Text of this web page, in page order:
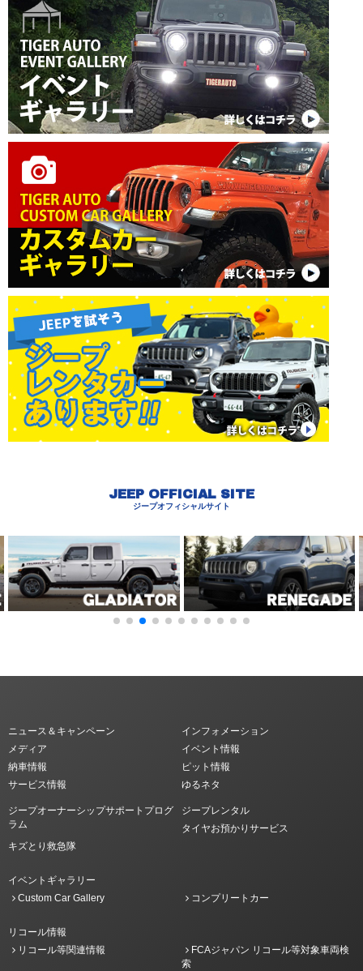
JEEP OFFICIAL SITE
ジープオフィシャルサイト
ニュース＆キャンペーン
インフォメーション
メディア
イベント情報
納車情報
ピット情報
サービス情報
ゆるネタ
ジープオーナーシップサポートプログ
ラム
ジープレンタル
タイヤお預かりサービス
キズとり救急隊
イベントギャラリー
Custom Car Gallery
コンプリートカー
リコール情報
リコール等関連情報
FCAジャパン リコール等対象車両検
索